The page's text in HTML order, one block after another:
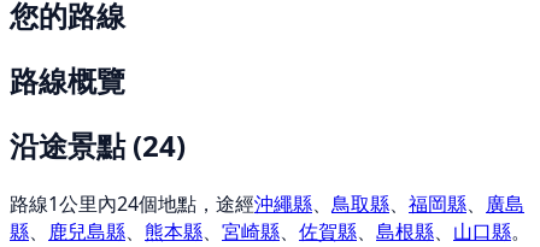
您的路線
路線概覽
沿途景點(24)
路線1公里內24個地點，途經沖繩縣、 鳥取縣、 福岡縣、 廣島
縣、 鹿兒島縣、 熊本縣、 宮崎縣、 佐賀縣、 島根縣、 山口縣。